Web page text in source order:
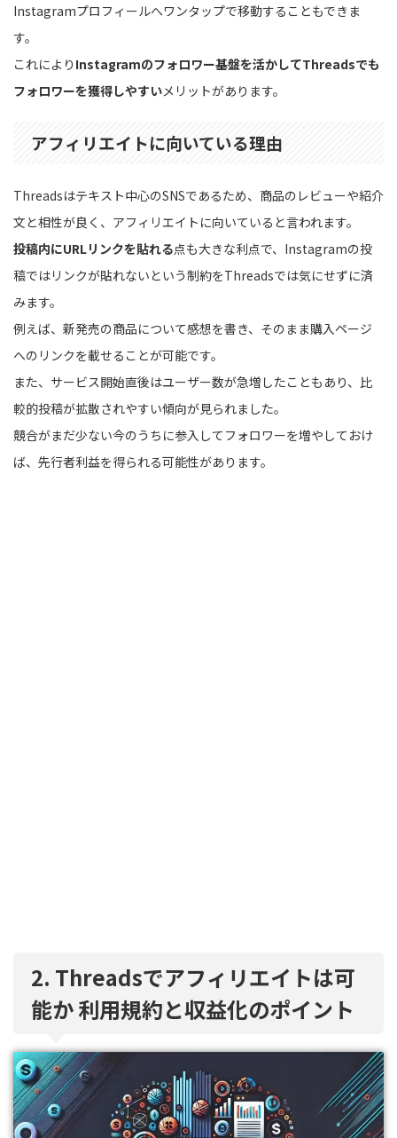
Instagramプロフィールへワンタップで移動することもできま
す。
これにより Instagramのフォロワー基盤を活かしてThreadsでも
フォロワーを獲得しやすいメリットがあります。
アフィリエイトに向いている理由
Threadsはテキスト中心のSNSであるため、商品のレビューや紹介
文と相性が良く、アフィリエイトに向いていると言われます。
投稿内にURLリンクを貼れる点も大きな利点で、Instagramの投
稿ではリンクが貼れないという制約をThreadsでは気にせずに済
みます。
例えば、新発売の商品について感想を書き、そのまま購入ページ
へのリンクを載せることが可能です。
また、サービス開始直後はユーザー数が急増したこともあり、比
較的投稿が拡散されやすい傾向が見られました。
競合がまだ少ない今のうちに参入してフォロワーを増やしておけ
ば、先行者利益を得られる可能性があります。
2. Threadsでアフィリエイトは可
能か 利用規約と収益化のポイント